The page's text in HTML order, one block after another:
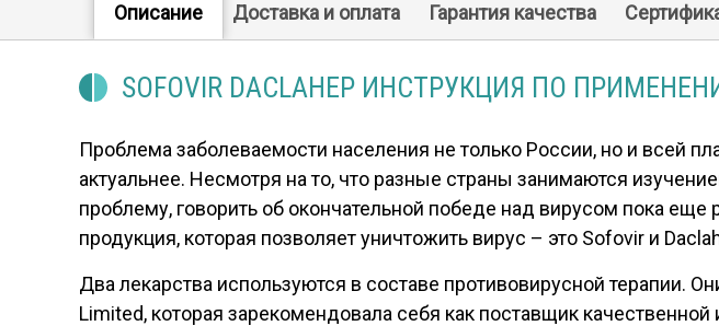
Описание Доставка и оплата Гарантия качества
SOFOVIR DACLAHEP ИНСТРУКЦИЯ ПО
Проблема заболеваемости населения не только России, но и всей
актуальнее. Несмотря на то, что разные страны занимаются
проблему, говорить об окончательной победе над вирусом пока
продукция, которая позволяет уничтожить вирус – это Sofovir и
Два лекарства используются в составе противовирусной терапии.
Limited, которая зарекомендовала себя как поставщик